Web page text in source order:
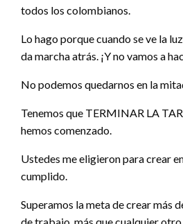
todos los colombianos.
Lo hago porque cuando se ve la
da marcha atrás. ¡Y no vamos a
No podemos quedarnos en la
Tenemos que TERMINAR LA
hemos comenzado.
Ustedes me eligieron para crear
cumplido.
Superamos la meta de crear más